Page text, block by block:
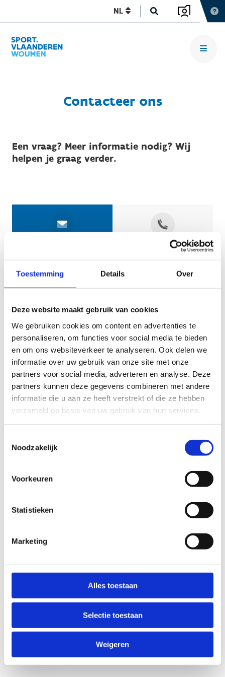
Toestemming Details Over
Deze website maakt gebruik van cookies
We gebruiken cookies om content en advertenties te
personaliseren, om functies voor social media te bieden
en om ons websiteverkeer te analyseren. Ook delen we
informatie over uw gebruik van onze site met onze
partners voor social media, adverteren en analyse. Deze
partners kunnen deze gegevens combineren met andere
informatie die u aan ze heeft verstrekt of die ze hebben
verzameld op basis van uw gebruik van hun services.
Noodzakelijk
Voorkeuren
Statistieken
Marketing
Alles toestaan
Selectie toestaan
Weigeren
NL
Contacteer ons
Een vraag? Meer informatie nodig? Wij
helpen je graag verder.
Geef aan tot welk domein jouw vraag behoort
KIES EEN DOMEIN
Jouw vraag
Anti-Robot Verification
Click to start verification
Verzend